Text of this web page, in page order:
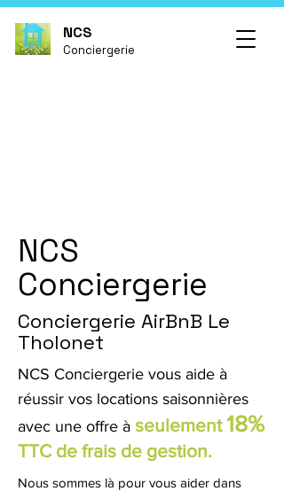
NCS
Conciergerie
NCS
Conciergerie
Conciergerie AirBnB Le
Tholonet
NCS Conciergerie vous aide à
réussir vos locations saisonnières
avec une offre à seulement18%
TTC de frais de gestion.
Nous sommes là pour vous aider dans